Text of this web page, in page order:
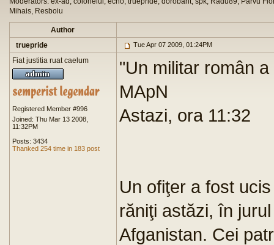
Mihais, Resboiu
Author
truepride
Tue Apr 07 2009, 01:24PM
Fiat justitia ruat caelum
Registered Member #996
Joined: Thu Mar 13 2008,
11:32PM
Posts: 3434
Thanked 254 time in 183 post
"Un militar român
MApN
Astazi, ora 11:32
Un ofiţer a fost
răniţi astăzi, în
Afganistan. Cei